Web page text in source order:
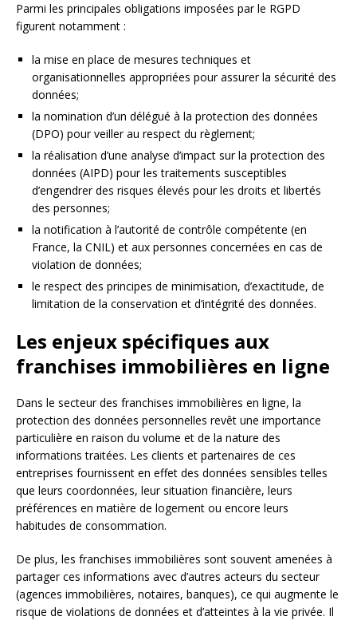
Parmi les principales obligations imposées par le RGPD
figurent notamment :
la mise en place de mesures techniques et
organisationnelles appropriées pour assurer la sécurité des
données;
la nomination d’un délégué à la protection des données
(DPO) pour veiller au respect du règlement;
la réalisation d’une analyse d’impact sur la protection des
données (AIPD) pour les traitements susceptibles
d’engendrer des risques élevés pour les droits et libertés
des personnes;
la notification à l’autorité de contrôle compétente (en
France, la CNIL) et aux personnes concernées en cas de
violation de données;
le respect des principes de minimisation, d’exactitude, de
limitation de la conservation et d’intégrité des données.
Les enjeux spécifiques aux
franchises immobilières en ligne
Dans le secteur des franchises immobilières en ligne, la
protection des données personnelles revêt une importance
particulière en raison du volume et de la nature des
informations traitées. Les clients et partenaires de ces
entreprises fournissent en effet des données sensibles telles
que leurs coordonnées, leur situation financière, leurs
préférences en matière de logement ou encore leurs
habitudes de consommation.
De plus, les franchises immobilières sont souvent amenées à
partager ces informations avec d’autres acteurs du secteur
(agences immobilières, notaires, banques), ce qui augmente le
risque de violations de données et d’atteintes à la vie privée. Il